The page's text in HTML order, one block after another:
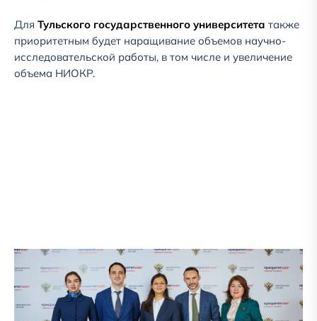
Для Тульского государственного университета также
приоритетным будет наращивание объемов научно-
исследовательской работы, в том числе и увеличение
объема НИОКР.